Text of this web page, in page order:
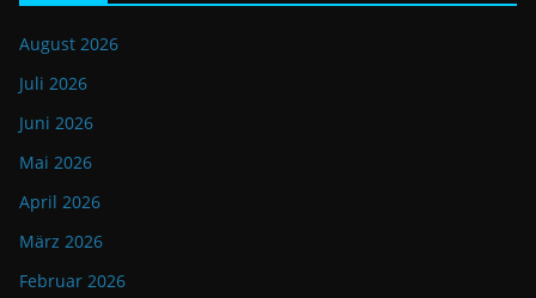
August 2026
Juli 2026
Juni 2026
Mai 2026
April 2026
März 2026
Februar 2026